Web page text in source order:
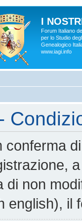
I
Forum Italiano
per lo Studio
Genealogico
www.iagi.info
conferma
di non
english), il